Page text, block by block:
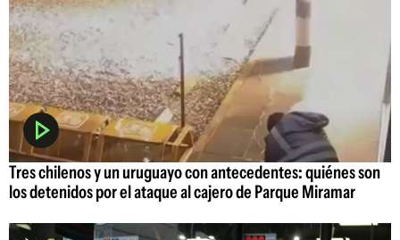
Tres chilenos y un uruguayo con antecedentes: quiénes son
los detenidos por el ataque al cajero de Parque Miramar